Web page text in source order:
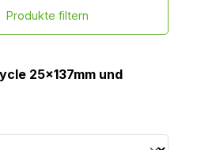
Produkte filtern
25x137mm und